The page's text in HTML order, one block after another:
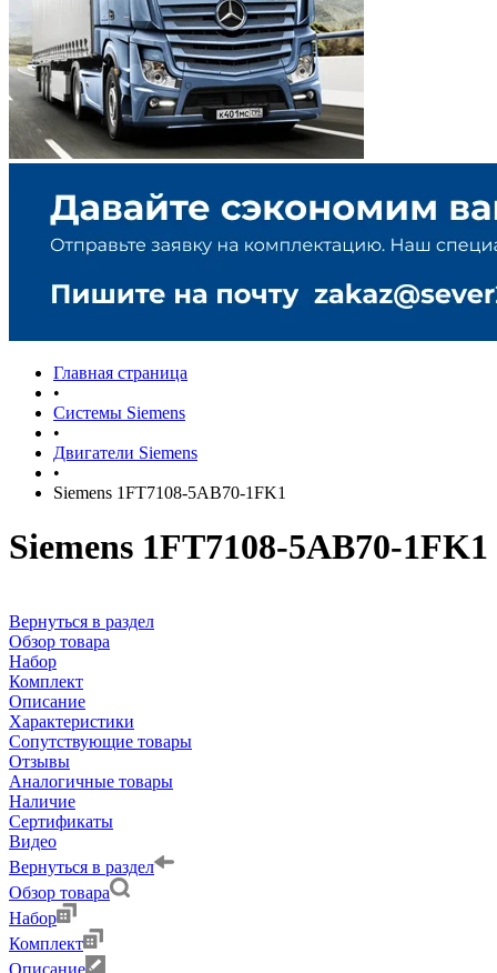
Главная страница
•
Системы Siemens
•
Двигатели Siemens
•
Siemens 1FT7108-5AB70-1FK1
Siemens 1FT7108-5AB70-1FK1
Вернуться в раздел
Обзор товара
Набор
Комплект
Описание
Характеристики
Сопутствующие товары
Отзывы
Аналогичные товары
Наличие
Сертификаты
Видео
Вернуться в раздел
Обзор товара
Набор
Комплект
Описание